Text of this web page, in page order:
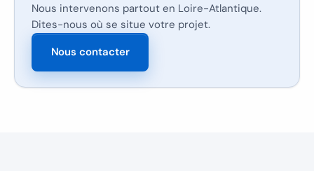
Nous intervenons partout en Loire-Atlantique.
Dites-nous où se situe votre projet.
Nous contacter